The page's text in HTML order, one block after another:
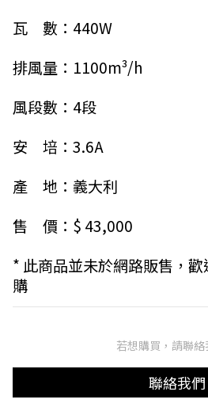
瓦　數：440W
排風量：1100m³/h
風段數：4段
安　培：3.6A
產　地：義大利
售　價：$ 43,000
* 此商品並未於網路販售，
購
若想購買，請聯絡
聯絡我們